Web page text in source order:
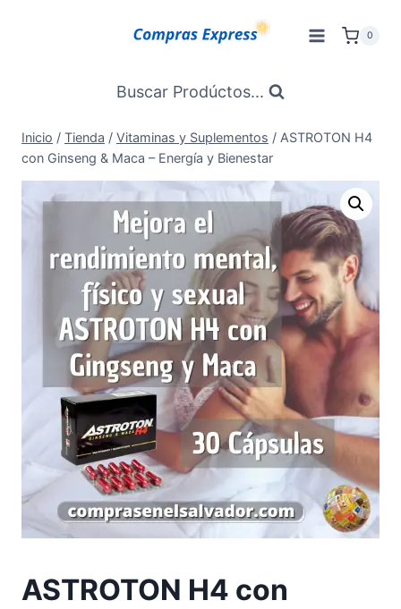
0
Buscar Prodúctos...
Inicio / Tienda / Vitaminas y Suplementos / ASTROTON H4
con Ginseng & Maca – Energía y Bienestar
ASTROTON H4 con